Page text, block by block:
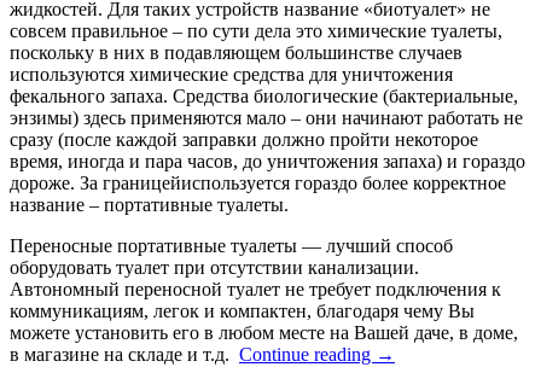
жидкостей. Для таких устройств название «биотуалет» не
совсем правильное – по сути дела это химические туалеты,
поскольку в них в подавляющем большинстве случаев
используются химические средства для уничтожения
фекального запаха. Средства биологические (бактериальные,
энзимы) здесь применяются мало – они начинают работать не
сразу (после каждой заправки должно пройти некоторое
время, иногда и пара часов, до уничтожения запаха) и гораздо
дороже. За границейиспользуется гораздо более корректное
название – портативные туалеты.
Переносные портативные туалеты — лучший способ
оборудовать туалет при отсутствии канализации.
Автономный переносной туалет не требует подключения к
коммуникациям, легок и компактен, благодаря чему Вы
можете установить его в любом месте на Вашей даче, в доме,
в магазине на складе и т.д. Continue reading →